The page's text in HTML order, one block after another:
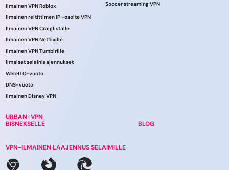
Ilmainen VPN Roblox
Ilmainen reitittimen IP -osoite VPN
Ilmainen VPN Craiglistalle
Ilmainen VPN Netflixille
Ilmainen VPN Tumblrille
Ilmaiset selainlaajennukset
WebRTC-vuoto
DNS-vuoto
Ilmainen Disney VPN
URBAN-VPN
BISNEKSELLE
Soccer streaming VPN
BLOG
VPN-ILMAINEN LAAJENNUS SELAIMILLE